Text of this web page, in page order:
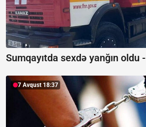
Sumqayıtda sexdə yanğın oldu -
7 Avqust 18:37